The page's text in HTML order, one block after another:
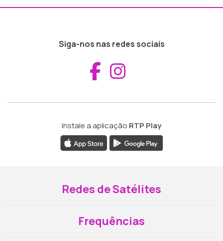
Siga-nos nas redes sociais
Aceder ao
Instale a aplicação RTP Play
Redes de Satélites
Frequências